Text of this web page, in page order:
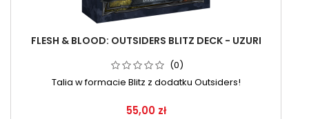
FLESH & BLOOD: OUTSIDERS BLITZ DECK - UZURI
(0)
Talia w formacie Blitz z dodatku Outsiders!
55,00 zł